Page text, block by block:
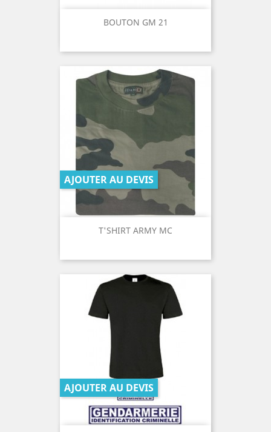
BOUTON GM 21
T'SHIRT ARMY MC
AJOUTER AU DEVIS
AJOUTER AU DEVIS